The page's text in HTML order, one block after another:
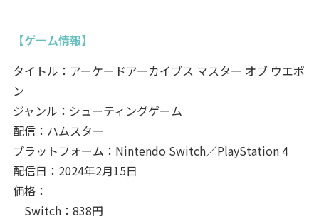
【ゲーム情報】
タイトル：アーケードアーカイブス マスター オブ ウエポ
ン
ジャンル：シューティングゲーム
配信：ハムスター
プラットフォーム：Nintendo Switch／PlayStation 4
配信日：2024年2月15日
価格：
Switch：838円